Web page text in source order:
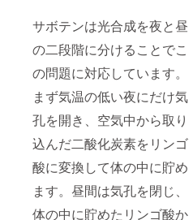
サボテンは光合成を夜と昼
の二段階に分けることでこ
の問題に対応しています。
まず気温の低い夜にだけ気
孔を開き、空気中から取り
込んだ二酸化炭素をリンゴ
酸に変換して体の中に貯め
ます。昼間は気孔を閉じ、
体の中に貯めたリンゴ酸か